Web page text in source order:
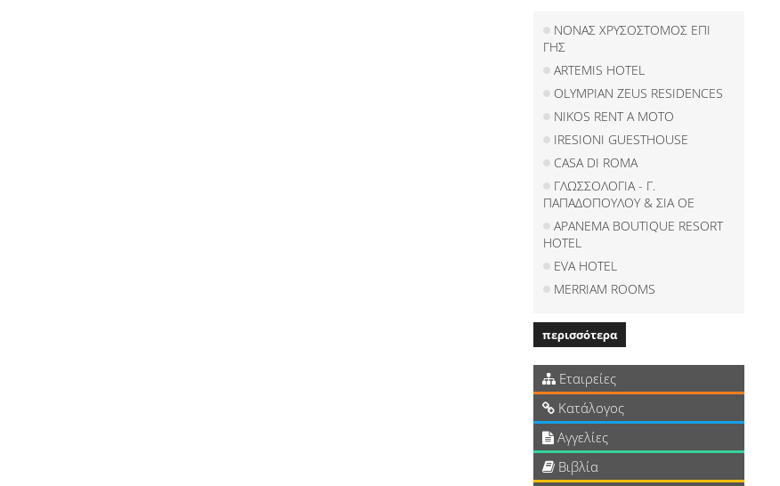
ΝΟΝΑΣ ΧΡΥΣΟΣΤΟΜΟΣ ΕΠΙ
ΓΗΣ
ARTEMIS HOTEL
OLYMPIAN ZEUS RESIDENCES
NIKOS RENT A MOTO
IRESIONI GUESTHOUSE
CASA DI ROMA
ΓΛΩΣΣΟΛΟΓΙΑ - Γ.
ΠΑΠΑΔΟΠΟΥΛΟΥ & ΣΙΑ ΟΕ
APANEMA BOUTIQUE RESORT
HOTEL
EVA HOTEL
MERRIAM ROOMS
περισσότερα
Εταιρείες
Κατάλογος
Αγγελίες
Βιβλία